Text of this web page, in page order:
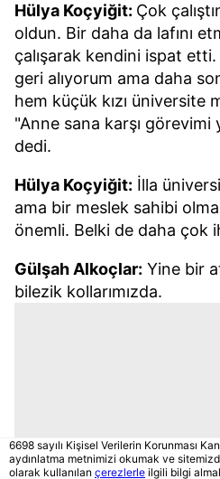
Hülya Koçyiğit: Çok
oldun. Bir daha da lafını
çalışarak kendini ispat etti.
geri alıyorum ama daha
hem küçük kızı üniversite
"Anne sana karşı görevimi
dedi.
Hülya Koçyiğit: İlla
ama bir meslek sahibi
önemli. Belki de daha çok
Gülşah Alkoçlar: Yine bir
bilezik kollarımızda.
6698 sayılı Kişisel Verilerin Korunması
aydınlatma metnimizi okumak ve
olarak kullanılan çerezlerle ilgili bilgi